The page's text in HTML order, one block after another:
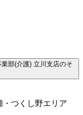
部(介護) 立川支店のそ
・つくし野エリア